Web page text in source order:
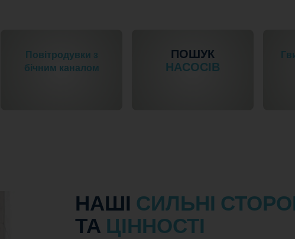
Повітродувки з
бічним каналом
ПОШУК
НАСОСІВ
НАШІ СИЛЬНІ
ТА ЦІННОСТІ